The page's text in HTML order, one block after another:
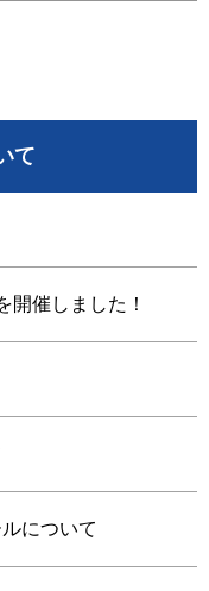
て
開催しました！
について